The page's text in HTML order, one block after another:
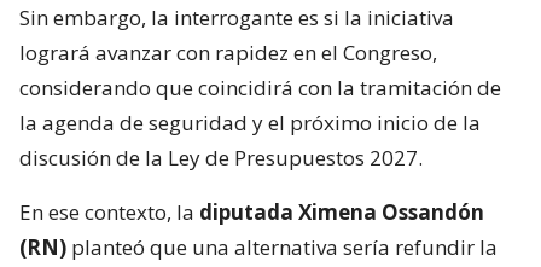
Sin embargo, la interrogante es si la iniciativa
logrará avanzar con rapidez en el Congreso,
considerando que coincidirá con la tramitación de
la agenda de seguridad y el próximo inicio de la
discusión de la Ley de Presupuestos 2027.
En ese contexto, la diputada Ximena Ossandón
(RN) planteó que una alternativa sería refundir la